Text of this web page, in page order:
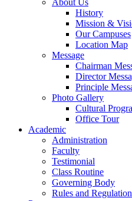
About Us
History
Mission &
Our Campuses
Location Map
Message
Chairman
Director
Principle
Photo Gallery
Cultural
Office Tour
Academic
Administration
Faculty
Testimonial
Class Routine
Governing Body
Rules and